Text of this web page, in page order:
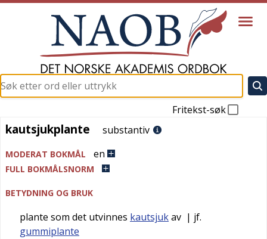
Fritekst-søk
kautsjukplante
kautsjukplante substantiv
MODERAT BOKMÅL en
FULL BOKMÅLSNORM
BETYDNING OG BRUK
plante som det utvinnes kautsjukav | jf.
gummiplante